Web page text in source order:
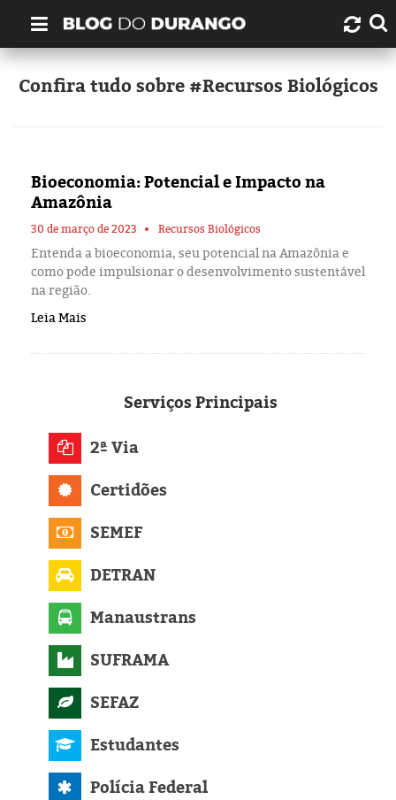
Quem é Durango Duarte?
Amazonas
História
Eleições 2024
Política
Confira tudo sobre #Recursos Biológicos
Bioeconomia: Potencial e Impacto na
Amazônia
30 de março de 2023 Recursos Biológicos
Entenda a bioeconomia, seu potencial na Amazônia e
como pode impulsionar o desenvolvimento sustentável
na região.
Leia Mais
ServiçosPrincipais
2ª Via
Certidões
SEMEF
DETRAN
Manaustrans
SUFRAMA
SEFAZ
Estudantes
Polícia Federal